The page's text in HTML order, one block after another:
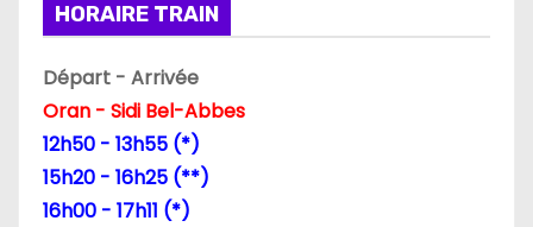
o
n
d
e
HORAIRE TRAIN
Départ - Arrivée
Oran - Sidi Bel-Abbes
12h50 - 13h55 (*)
15h20 - 16h25 (**)
16h00 - 17h11 (*)